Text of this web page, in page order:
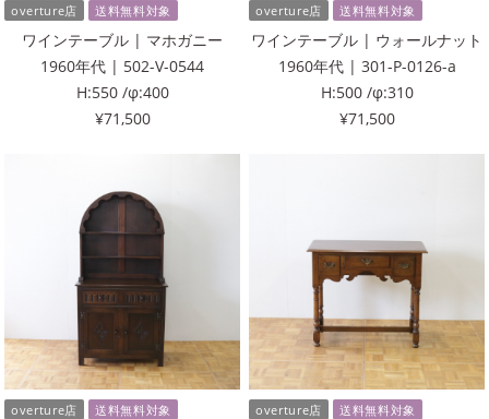
overture店 送料無料対象
ワインテーブル | マホガニー
1960年代 | 502-V-0544
H:550 /φ:400
¥71,500
overture店 送料無料対象
ワインテーブル | ウォールナット
1960年代 | 301-P-0126-a
H:500 /φ:310
¥71,500
overture店 送料無料対象 overture店 送料無料対象